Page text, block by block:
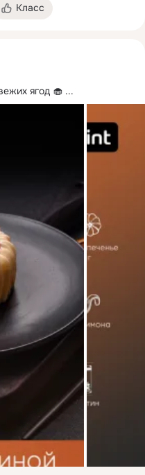
Класс
ягод 🧁 ...